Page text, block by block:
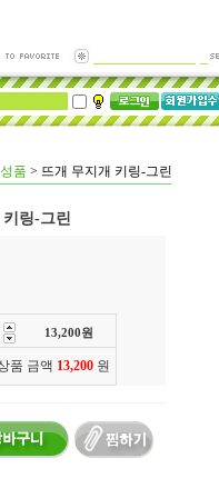
품 > 뜨개 무지개 키링-그린
링-그린
13,200원
품 금액 13,200 원